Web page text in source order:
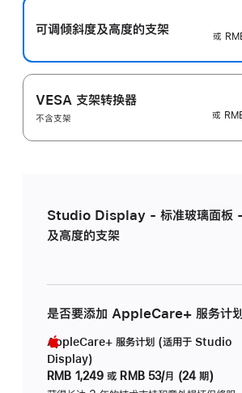
可调倾斜度及高‍度的支‍架
或
VESA 支架转换器
不含支架
或
Studio Display - 标准玻璃面板 -
及高度的支架
是否要添加 AppleCare+ 服务计划
AppleCare+ 服务计划 (适用于 Studio
Display)
RMB 1,249 或 RMB 53/月 (24 期)